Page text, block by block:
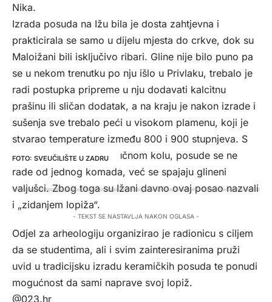
SVEUČILIŠTE U ZADRU
Nika.
Izrada posuda na Ižu bila je dosta zahtjevna i
prakticirala se samo u dijelu mjesta do crkve, dok su
Maloižani bili isključivo ribari. Gline nije bilo puno pa
se u nekom trenutku po nju išlo u Privlaku, trebalo je
radi postupka pripreme u nju dodavati kalcitnu
prašinu ili sličan dodatak, a na kraju je nakon izrade i
sušenja sve trebalo peći u visokom plamenu, koji je
stvarao temperature između 800 i 900 stupnjeva. S
obzirom na izradu na ručnom kolu, posude se ne
rade od jednog komada, već se spajaju glineni
valjušci. Zbog toga su Ižani davno ovaj posao nazvali
i „zidanjem lopiža“.
- TEKST SE NASTAVLJA NAKON OGLASA -
Odjel za arheologiju organizirao je radionicu s ciljem
da se studentima, ali i svim zainteresiranima pruži
uvid u tradicijsku izradu keramičkih posuda te ponudi
mogućnost da sami naprave svoj lopiž.
@023.hr